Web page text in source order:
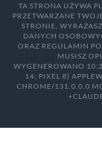
TA STRONA UŻYWA
PRZETWARZANE
STRONIE,
DANYCH
ORAZ REGULAMIN
MUSISZ
WYGENEROWANO
14; PIXEL 8)
CHROME/131.0.0.0